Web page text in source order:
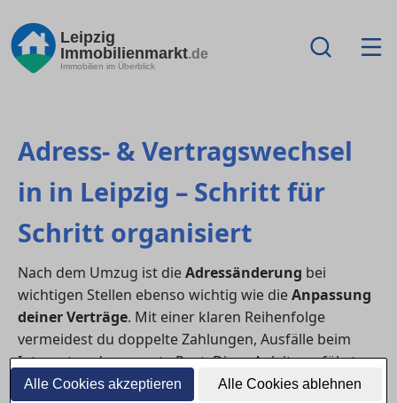
Alle Cookies akzeptieren Alle Cookies ablehnen
Leipzig
Immobilienmarkt.de
Immobilien im Überblick
Adress- & Vertragswechsel
in in Leipzig – Schritt für
Schritt organisiert
Nach dem Umzug ist dieAdressänderung bei
wichtigen Stellen ebenso wichtig wie dieAnpassung
deiner Verträge. Mit einer klaren Reihenfolge
vermeidest du doppelte Zahlungen, Ausfälle beim
Internet und verpasste Post. Diese Anleitung führt
dich systematisch durch alle To-dos.